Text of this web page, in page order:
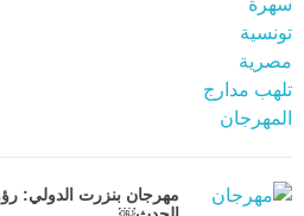
مهرجان بنزرت الدولي: